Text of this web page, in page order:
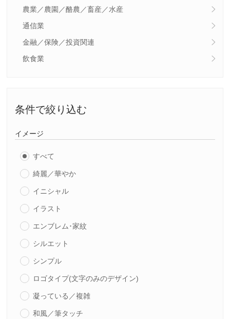
農業／農園／酪農／畜産／水産
通信業
金融／保険／投資関連
飲食業
条件で絞り込む
イメージ
すべて
綺麗／華やか
イニシャル
イラスト
エンブレム･家紋
シルエット
シンプル
ロゴタイプ(文字のみのデザイン)
凝っている／複雑
和風／筆タッチ